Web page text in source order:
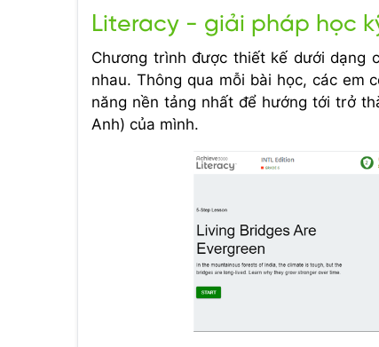
Literacy - giải pháp học
Chương trình được thiết kế dưới dạng
nhau. Thông qua mỗi bài học, các em
năng nền tảng nhất để hướng tới trở
Anh) của mình.